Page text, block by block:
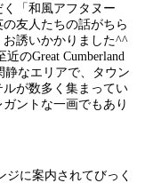
「和風アフタヌー
友人たちの話がちら
誘いかかりました^^
のGreat Cumberland
静なエリアで、タウン
が数多く集まってい
ントな一画でもあり
に案内されてびっく